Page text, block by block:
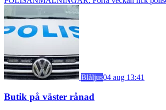
Blåljus04 aug 13:41
Butik på väster rånad